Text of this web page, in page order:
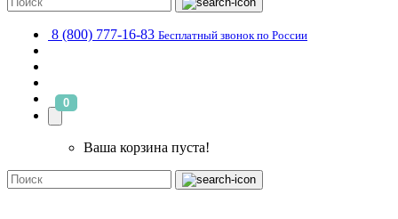
8 (800) 777-16-83 Бесплатный звонок по России
0
Ваша корзина пуста!